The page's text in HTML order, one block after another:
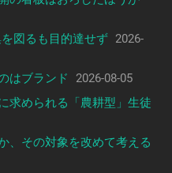
図るも目的達せず 2026-
はブランド
2026-08-05
求められる「農耕型」生徒
、その対象を改めて考える